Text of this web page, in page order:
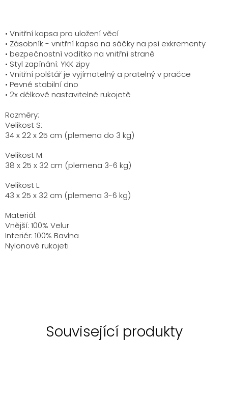
Související produkty
• Vnitřní kapsa pro uložení věcí
• Zásobník - vnitřní kapsa na sáčky na psí exkrementy
• bezpečnostní vodítko na vnitřní straně
• Styl zapínání: YKK zipy
• Vnitřní polštář je vyjímatelný a pratelný v pračce
• Pevné stabilní dno
• 2x délkově nastavitelné rukojetě
Rozměry:
Velikost S:
34 x 22 x 25 cm (plemena do 3 kg)
VelikostM:
38 x 25 x 32 cm (plemena 3-6 kg)
Velikost L:
43 x 25 x 32 cm (plemena 3-6 kg)
Materiál:
Vnější: 100% Velur
Interiér: 100% Bavlna
Nylonové rukojeti